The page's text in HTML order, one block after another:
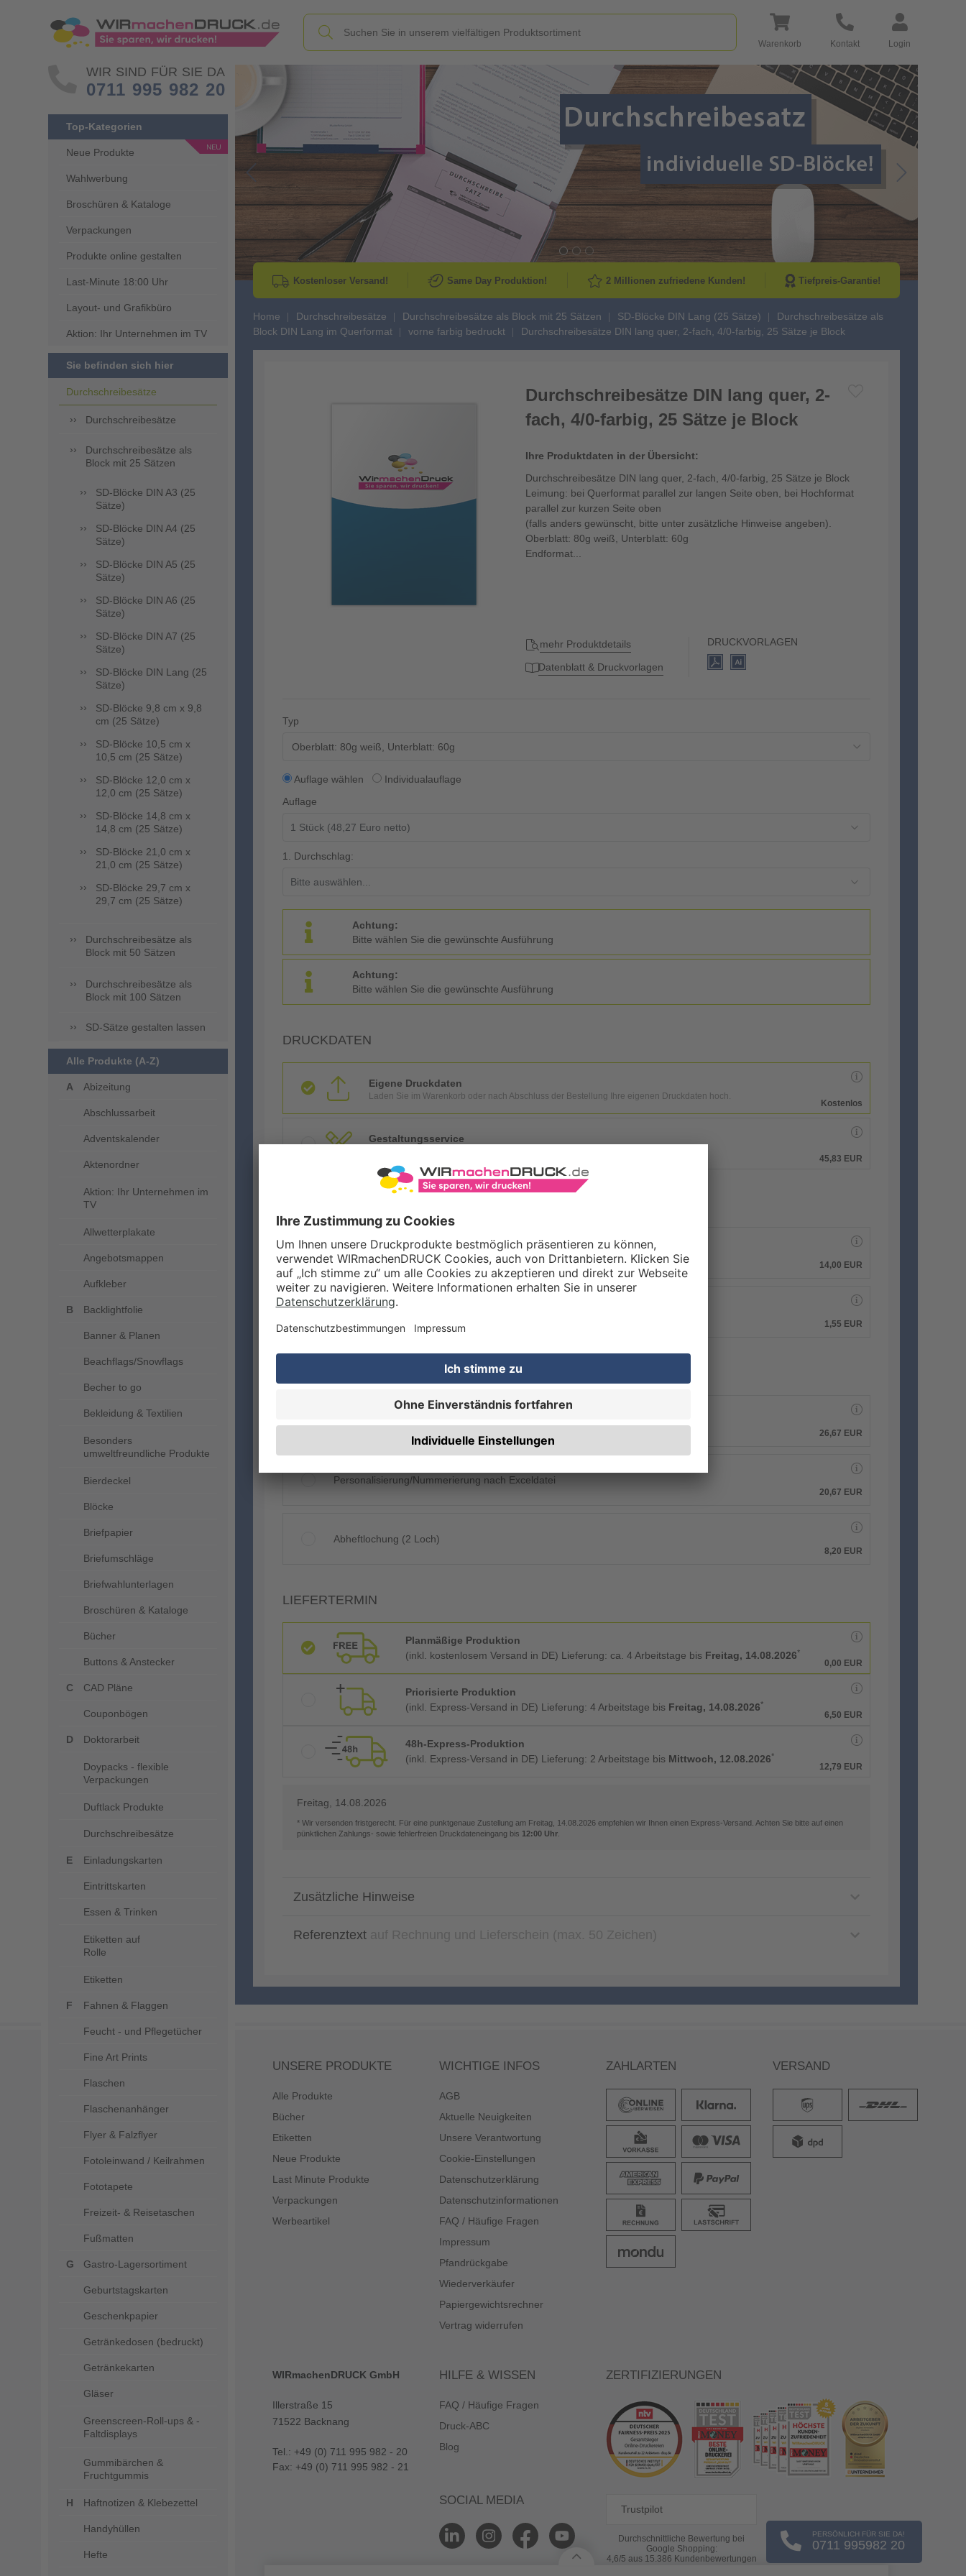
Warenkorb Kontakt Login
WIR SIND FÜR SIE DA
0711 995 982 20
Top-Kategorien
Neue Produkte
Wahlwerbung
Broschüren & Kataloge
Verpackungen
Produkte online gestalten
Last-Minute 18:00 Uhr
Layout- und Grafikbüro
Aktion: Ihr Unternehmen im TV
Sie befinden sich hier
Durchschreibesätze
Durchschreibesätze
Durchschreibesätze als
Block mit 25 Sätzen
SD-Blöcke DIN A3 (25
Sätze)
SD-Blöcke DIN A4 (25
Sätze)
SD-Blöcke DIN A5 (25
Sätze)
SD-Blöcke DIN A6 (25
Sätze)
SD-Blöcke DIN A7 (25
Sätze)
SD-Blöcke DIN Lang (25
Sätze)
SD-Blöcke 9,8 cm x 9,8
cm (25 Sätze)
SD-Blöcke 10,5 cm x
10,5 cm (25 Sätze)
SD-Blöcke 12,0 cm x
12,0 cm (25 Sätze)
SD-Blöcke 14,8 cm x
14,8 cm (25 Sätze)
SD-Blöcke 21,0 cm x
21,0 cm (25 Sätze)
SD-Blöcke 29,7 cm x
29,7 cm (25 Sätze)
Durchschreibesätze als
Block mit 50 Sätzen
Durchschreibesätze als
Block mit 100 Sätzen
SD-Sätze gestalten lassen
Alle Produkte (A-Z)
Abizeitung
Abschlussarbeit
Adventskalender
Aktenordner
Aktion: Ihr Unternehmen im
TV
Allwetterplakate
Angebotsmappen
Aufkleber
Backlightfolie
Banner & Planen
Beachflags/Snowflags
Becher to go
Bekleidung & Textilien
Besonders
umweltfreundliche Produkte
Bierdeckel
Blöcke
Briefpapier
Briefumschläge
Briefwahlunterlagen
Broschüren & Kataloge
Bücher
Buttons & Anstecker
CAD Pläne
Couponbögen
Doktorarbeit
Doypacks - flexible
Verpackungen
Duftlack Produkte
Durchschreibesätze
Einladungskarten
Eintrittskarten
Essen & Trinken
Etiketten auf
Rolle
Etiketten
Fahnen & Flaggen
Feucht - und Pflegetücher
Fine Art Prints
Flaschen
Flaschenanhänger
Flyer & Falzflyer
Fotoleinwand / Keilrahmen
Fototapete
Freizeit- & Reisetaschen
Fußmatten
Gastro-Lagersortiment
Geburtstagskarten
Geschenkpapier
Getränkedosen (bedruckt)
Getränkekarten
Gläser
Greenscreen-Roll-ups & -
Faltdisplays
Gummibärchen &
Fruchtgummis
Haftnotizen & Klebezettel
Handyhüllen
Hefte
Go to Previous Slide Go to Next
Kostenloser Versand! Same Day Produktion! 2 Millionen zufriedene Kunden! Tiefpreis-Garantie!
Home Durchschreibesätze Durchschreibesätze als Block mit 25 Sätzen SD-Blöcke DIN Lang (25 Sätze)
Durchschreibesätze als
Block DIN Lang im Querformat
vorne farbig bedruckt Durchschreibesätze DIN lang quer, 2-fach, 4/0-farbig, 25 Sätze je Block
Durchschreibesätze DIN lang quer, 2-
fach, 4/0-farbig, 25 Sätze je Block
Ihre Produktdaten in der Übersicht:
Durchschreibesätze DIN lang quer, 2-fach, 4/0-farbig, 25 Sätze je Block
Leimung: bei Querformat parallel zur langen Seite oben, bei Hochformat
parallel zur kurzen Seite oben
(falls anders gewünscht, bitte unter zusätzliche Hinweise angeben).
Oberblatt: 80g weiß, Unterblatt: 60g
Endformat...
mehr Produktdetails
Datenblatt & Druckvorlagen
DRUCKVORLAGEN
Typ
Oberblatt: 80g weiß, Unterblatt: 60g
Auflage wählen
Individualauflage
Auflage
1. Durchschlag:
Achtung:
Bitte wählen Sie die gewünschte Ausführung
Achtung:
Bitte wählen Sie die gewünschte Ausführung
DRUCKDATEN
Eigene Druckdaten
Laden Sie im Warenkorb oder nach Abschluss der Bestellung Ihre eigenen Druckdaten hoch.
Kostenlos
Gestaltungsservice
45,83 EUR
Qualitätskontrolle (von Experten empf.)
14,00 EUR
Rechnung zusätzlich per Post
1,55 EUR
VERARBEITUNG & VEREDELUNG
26,67 EUR
Personalisierung/Nummerierung nach Exceldatei
20,67 EUR
Abheftlochung (2 Loch)
8,20 EUR
LIEFERTERMIN
Planmäßige Produktion
(inkl. kostenlosem Versand in DE) Lieferung: ca. 4 Arbeitstage bis Freitag, 14.08.2026*
0,00 EUR
Priorisierte Produktion
(inkl. Express-Versand in DE) Lieferung: 4 Arbeitstage bis Freitag, 14.08.2026*
6,50 EUR
48h-Express-Produktion
(inkl. Express-Versand in DE) Lieferung: 2 Arbeitstage bis Mittwoch, 12.08.2026*
12,79 EUR
Freitag, 14.08.2026
* Wir versenden fristgerecht. Für eine punktgenaue Zustellung am Freitag, 14.08.2026 empfehlen wir Ihnen einen Express-Versand. Achten Sie bitte auf einen
pünktlichen Zahlungs- sowie fehlerfreien Druckdateneingang bis 12:00 Uhr
Zusätzliche Hinweise
Referenztext
PERSÖNLICH FÜR SIE DA!
0711 995982 20
UNSERE PRODUKTE
Alle Produkte
Bücher
Etiketten
Neue Produkte
Last Minute Produkte
Verpackungen
Werbeartikel
WICHTIGE INFOS
AGB
Aktuelle Neuigkeiten
Unsere Verantwortung
Cookie-Einstellungen
Datenschutzerklärung
Datenschutzinformationen
FAQ / Häufige Fragen
Impressum
Pfandrückgabe
Wiederverkäufer
Papiergewichtsrechner
Vertrag widerrufen
ZAHLARTEN VERSAND
WIRmachenDRUCK GmbH
Illerstraße 15
71522 Backnang
Tel.: +49 (0) 711 995 982 - 20
Fax: +49 (0) 711 995 982 - 21
HILFE & WISSEN
FAQ / Häufige Fragen
Druck-ABC
Blog
SOCIAL MEDIA
ZERTIFIZIERUNGEN
Trustpilot
Durchschnittliche Bewertung bei
Google Shopping:
4,6/5 aus 15.386 Kundenbewertungen